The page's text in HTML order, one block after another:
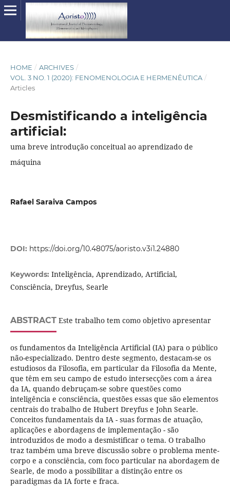
HOME / ARCHIVES /
VOL. 3 NO. 1 (2020): FENOMENOLOGIA E HERMENÊUTICA /
Articles
Desmistificando a inteligência
artificial:
uma breve introdução conceitual ao aprendizado de
máquina
Rafael Saraiva Campos
DOI: https://doi.org/10.48075/aoristo.v3i1.24880
Keywords: Inteligência, Aprendizado, Artificial,
Consciência, Dreyfus, Searle
ABSTRACTEste trabalho tem como objetivo apresentar
os fundamentos da Inteligência Artificial (IA) para o público
não-especializado. Dentro deste segmento, destacam-se os
estudiosos da Filosofia, em particular da Filosofia da Mente,
que têm em seu campo de estudo intersecções com a área
da IA, quando debruçam-se sobre questões como
inteligência e consciência, questões essas que são elementos
centrais do trabalho de Hubert Dreyfus e John Searle.
Conceitos fundamentais da IA - suas formas de atuação,
aplicações e abordagens de implementação - são
introduzidos de modo a desmistificar o tema. O trabalho
traz também uma breve discussão sobre o problema mente-
corpo e a consciência, com foco particular na abordagem de
Searle, de modo a possibilitar a distinção entre os
paradigmas da IA forte e fraca.